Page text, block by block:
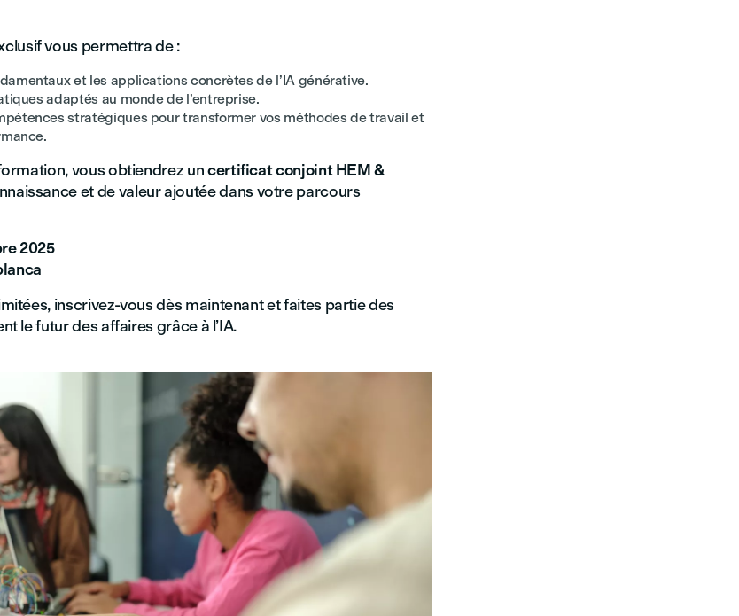
vous permettra de :
et les applications concrètes de l’IA générative.
adaptés au monde de l’entreprise.
stratégiques pour transformer vos méthodes de travail et
vous obtiendrez uncertificat conjoint HEM &
et de valeur ajoutée dans votre parcours
2025
inscrivez-vous dès maintenant et faites partie des
le futur des affaires grâce à l’IA.